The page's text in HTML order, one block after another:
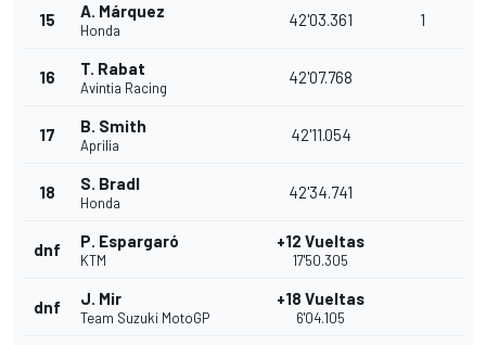
15 A. Márquez
Honda
42'03.361 1
16 T. Rabat
Avintia Racing
42'07.768
17 B. Smith
Aprilia
42'11.054
18 S. Bradl
Honda
42'34.741
dnf P. Espargaró
KTM
+12 Vueltas
17'50.305
dnf J. Mir
Team Suzuki MotoGP
+18 Vueltas
6'04.105